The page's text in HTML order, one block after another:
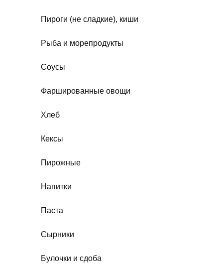
Пироги (не сладкие), киши
Рыба и морепродукты
Соусы
Фаршированные овощи
Хлеб
Кексы
Пирожные
Напитки
Паста
Сырники
Булочки и сдоба